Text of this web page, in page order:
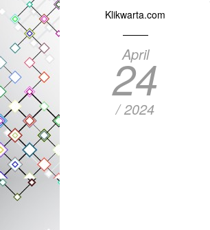
Klikwarta.com
April
24
/ 2024